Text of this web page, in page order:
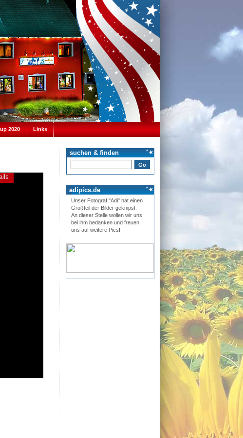
2020 Links
suchen & finden
adipics.de
Unser Fotograf "Adi" hat einen
Großteil der Bilder geknipst.
An dieser Stelle wollen wir uns
bei ihm bedanken und freuen
uns auf weitere Pics!